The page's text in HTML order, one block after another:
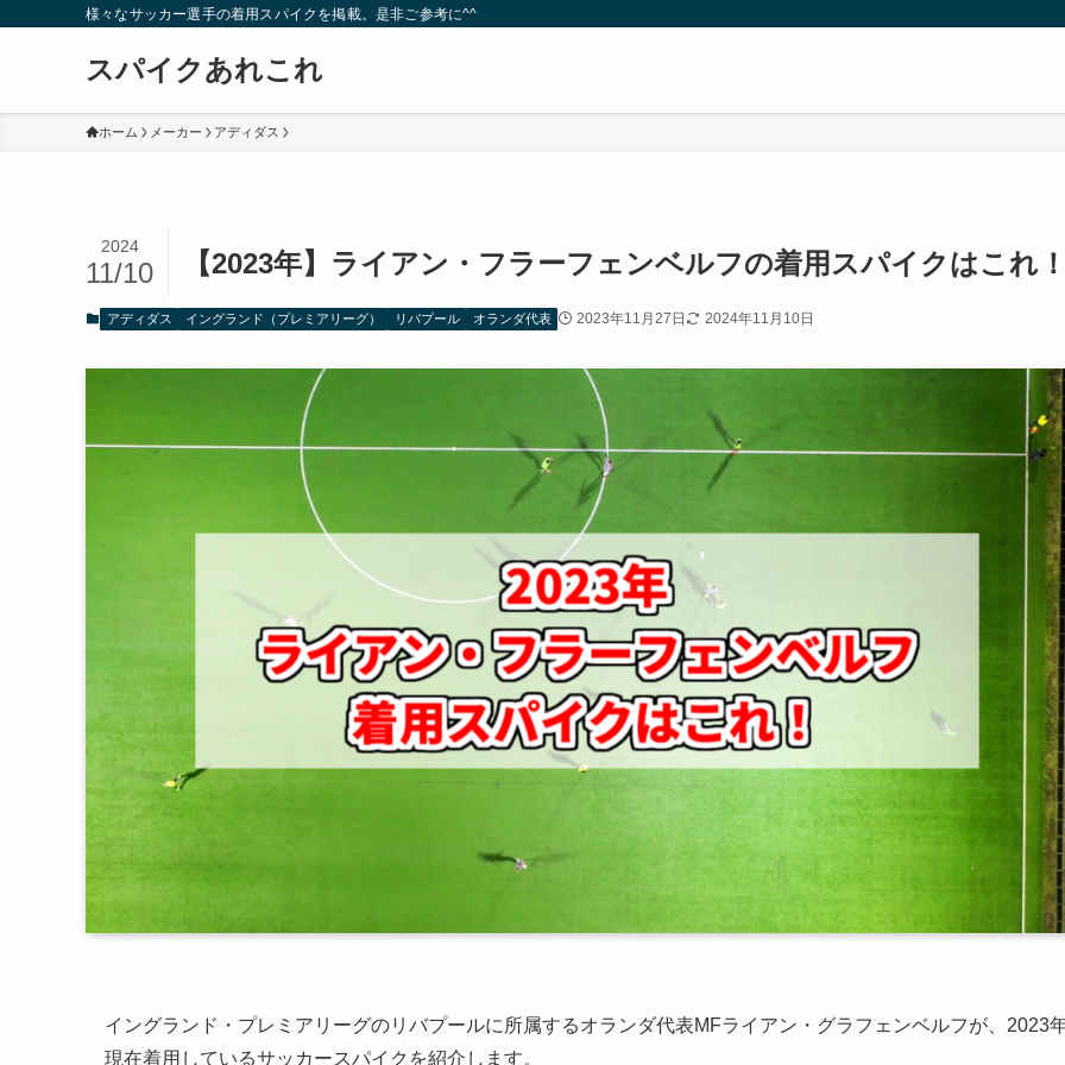
様々なサッカー選手の着用スパイクを掲載。是非ご参考に^^
スパイクあれこれ
ホーム メーカー アディダス
【2023年】ライアン・フラーフェンベルフの着用スパイクはこれ
2024
11/10
アディダス イングランド（プレミアリーグ） リバプール オランダ代表 2023年11月27日 2024年11月10日
イングランド・プレミアリーグのリバプールに所属するオランダ代表MFライアン・グラフェンベルフが、2023
現在着用しているサッカースパイクを紹介します。